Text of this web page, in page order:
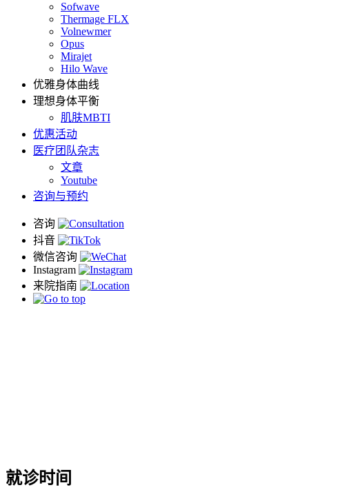
Sofwave
Thermage FLX
Volnewmer
Opus
Mirajet
Hilo Wave
优雅身体曲线
理想身体平衡
肌肤MBTI
优惠活动
医疗团队杂志
文章
Youtube
咨询与预约
就诊时间